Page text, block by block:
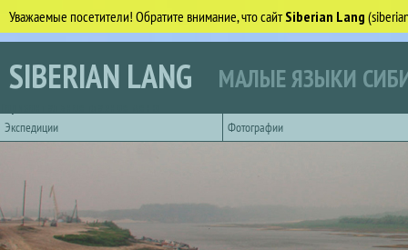
Уважаемые посетители! Обратите внимание, что сайтSiberian Lang
Перейти к основному содержанию
SIBERIAN LANG МАЛЫЕ ЯЗЫКИ
Экспедиции
Фотографии